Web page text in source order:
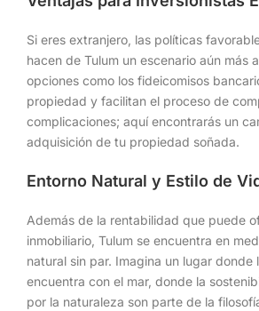
Si eres extranjero, las políticas
hacen de Tulum un escenario aún más
opciones como los fideicomisos
propiedad y facilitan el proceso de
complicaciones; aquí encontrarás un
adquisición de tu propiedad soñada.
Entorno Natural y Estilo de
Además de la rentabilidad que puede
inmobiliario, Tulum se encuentra en
natural sin par. Imagina un lugar donde
encuentra con el mar, donde la
por la naturaleza son parte de la